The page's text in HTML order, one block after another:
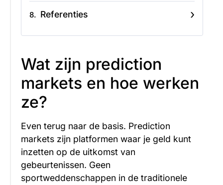
8. Referenties ›
Wat zijn prediction
markets en hoe werken
ze?
Even terug naar de basis. Prediction
markets zijn platformen waar je geld kunt
inzetten op de uitkomst van
gebeurtenissen. Geen
sportweddenschappen in de traditionele